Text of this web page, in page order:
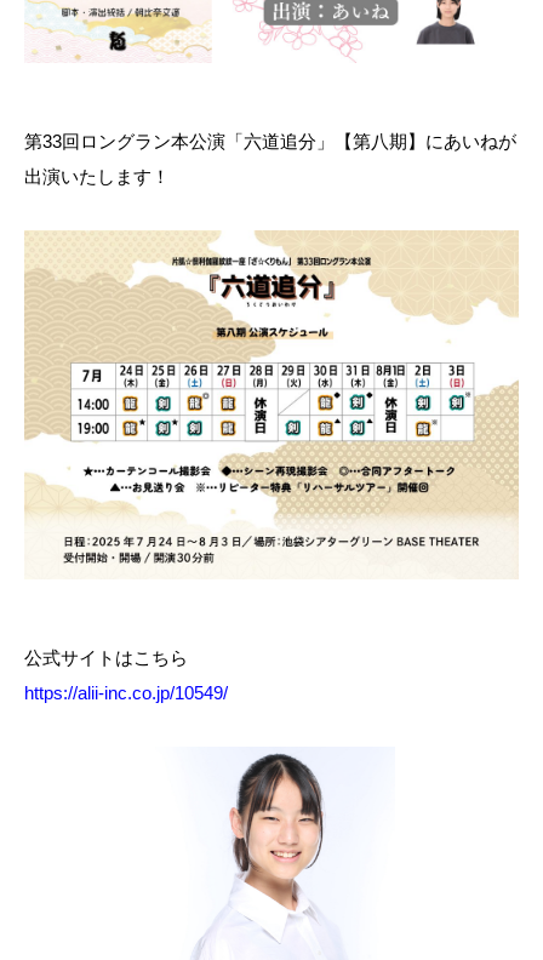
第33回ロングラン本公演「六道追分」【第八期】にあいねが
出演いたします！
公式サイトはこちら
https://alii-inc.co.jp/10549/